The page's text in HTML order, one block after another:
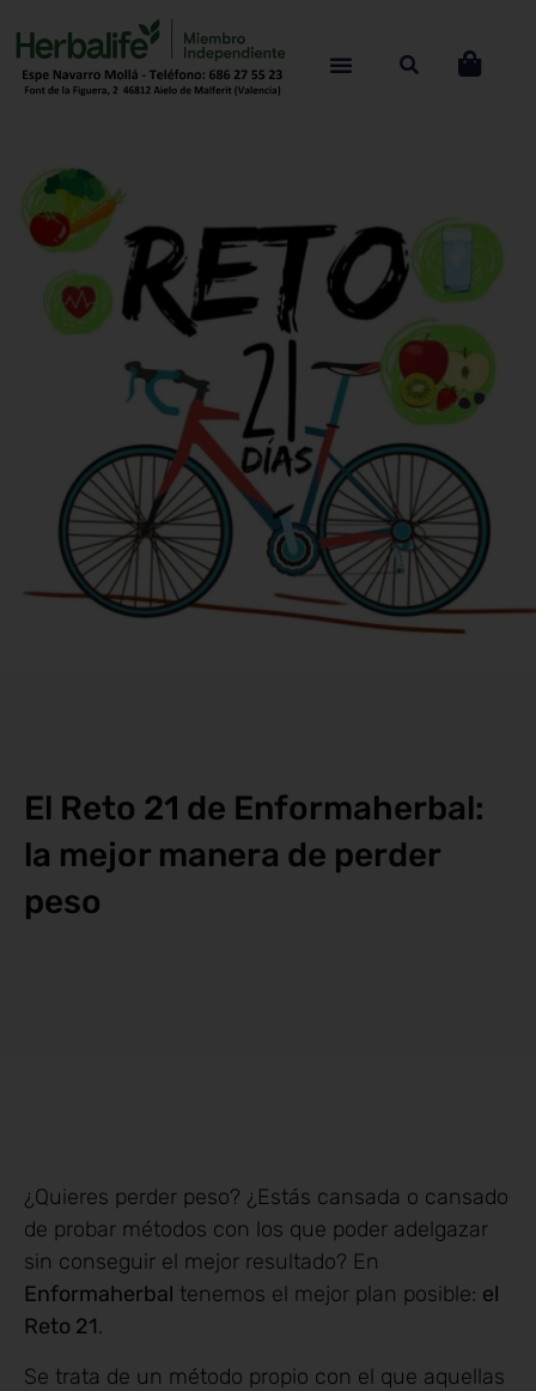
El Reto 21 de Enformaherbal:
la mejor manera de perder
peso
¿Quieres perder peso? ¿Estás cansada o cansado
de probar métodos con los que poder adelgazar
sin conseguir el mejor resultado? En
Enformaherbal tenemos el mejor plan posible: el
Reto 21.
Se trata de un método propio con el que aquellas